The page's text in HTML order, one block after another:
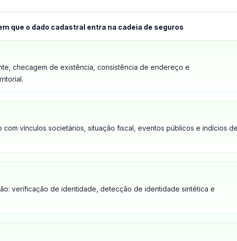
que o dado cadastral entra na cadeia de seguros
checagem de existência, consistência de endereço e
vínculos societários, situação fiscal, eventos públicos e indícios
verificação de identidade, detecção de identidade sintética e